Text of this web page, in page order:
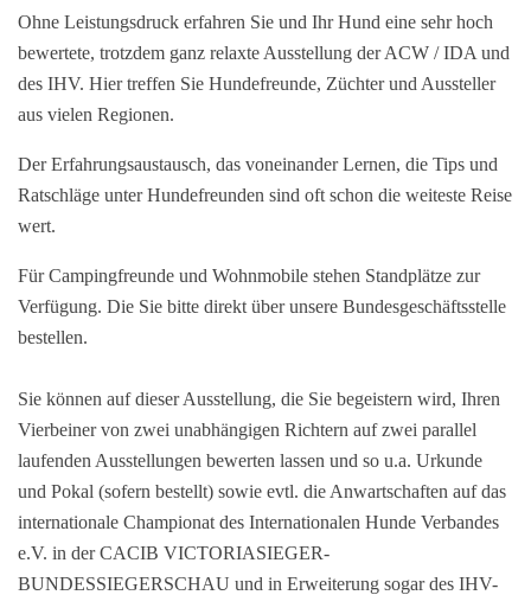
Ohne Leistungsdruck erfahren Sie und Ihr Hund eine sehr hoch
bewertete, trotzdem ganz relaxte Ausstellung der ACW / IDA und
des IHV. Hier treffen Sie Hundefreunde, Züchter und Aussteller
aus vielen Regionen.
Der Erfahrungsaustausch, das voneinander Lernen, die Tips und
Ratschläge unter Hundefreunden sind oft schon die weiteste Reise
wert.
Für Campingfreunde und Wohnmobile stehen Standplätze zur
Verfügung. Die Sie bitte direkt über unsere Bundesgeschäftsstelle
bestellen.
Sie können auf dieser Ausstellung, die Sie begeistern wird, Ihren
Vierbeiner von zwei unabhängigen Richtern auf zwei parallel
laufenden Ausstellungen bewerten lassen und so u.a. Urkunde
und Pokal (sofern bestellt) sowie evtl. die Anwartschaften auf das
internationale Championat des Internationalen Hunde Verbandes
e.V. in der CACIB VICTORIASIEGER-
BUNDESSIEGERSCHAU und in Erweiterung sogar des IHV-